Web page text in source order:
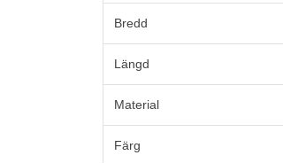
Bredd
Längd
Material
Färg